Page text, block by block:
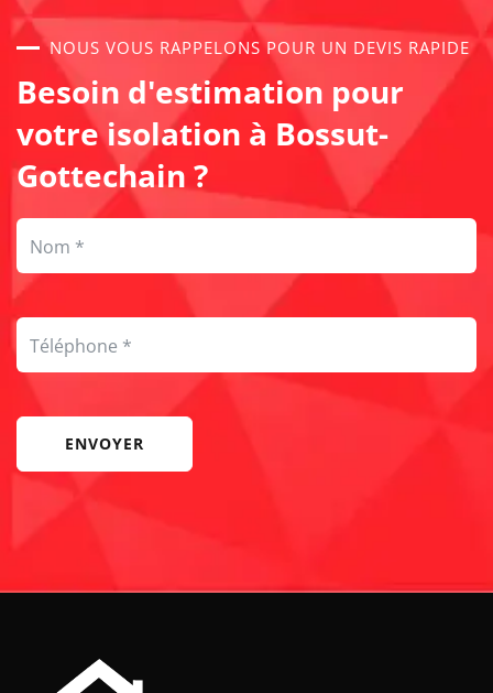
NOUS VOUS RAPPELONS POUR UN DEVIS RAPIDE
Besoin d'estimation pour
votre isolation à Bossut-
Gottechain ?
ENVOYER